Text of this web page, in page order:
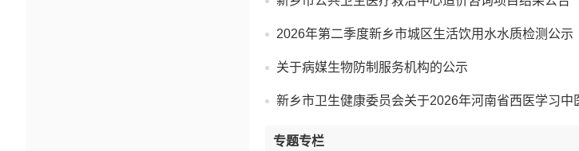
2026年第二季度新乡市城区生活饮用水水质检测公示
关于病媒生物防制服务机构的公示
新乡市卫生健康委员会关于2026年河南省西医学习
专题专栏